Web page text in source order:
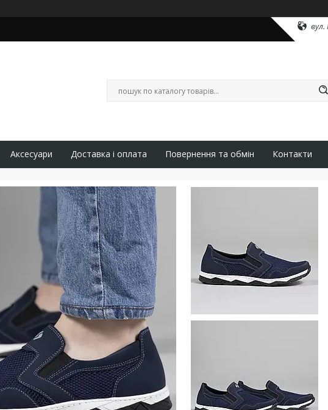
вул.
Аксесуари Доставка і оплата Повернення та обмін Контакти